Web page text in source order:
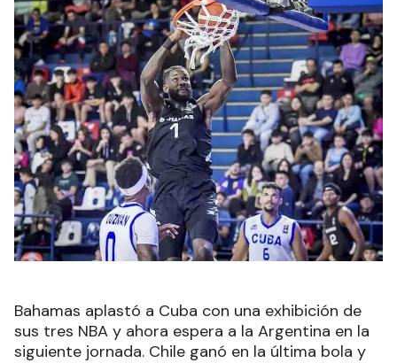
Bahamas aplastó a Cuba con una exhibición de
sus tres NBA y ahora espera a la Argentina en la
siguiente jornada. Chile ganó en la última bola y